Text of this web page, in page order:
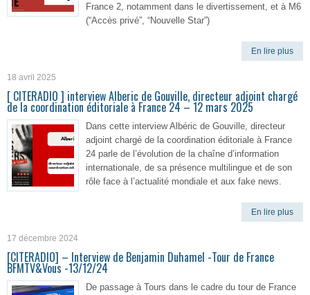
France 2, notamment dans le divertissement, et à M6
(“Accès privé”, “Nouvelle Star”)
En lire plus
18 avril 2025
[ CITERADIO ] interview Alberic de Gouville, directeur adjoint chargé
de la coordination éditoriale à France 24 – 12 mars 2025
Dans cette interview Albéric de Gouville, directeur
adjoint chargé de la coordination éditoriale à France
24 parle de l’évolution de la chaîne d’information
internationale, de sa présence multilingue et de son
rôle face à l’actualité mondiale et aux fake news.
En lire plus
17 décembre 2024
[CITERADIO] – Interview de Benjamin Duhamel -Tour de France
BFMTV&Vous -13/12/24
De passage à Tours dans le cadre du tour de France